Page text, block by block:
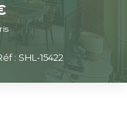
: SHL-15422